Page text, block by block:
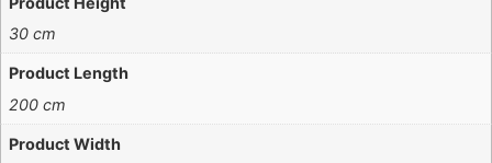
30 cm
Product Length
200 cm
Product Width